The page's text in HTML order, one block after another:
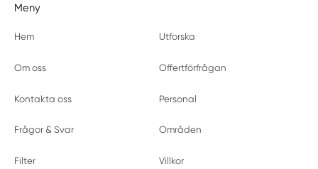
Meny
Hem Utforska
Om oss Offertförfrågan
Kontakta oss Personal
Frågor & Svar Områden
Filter Villkor